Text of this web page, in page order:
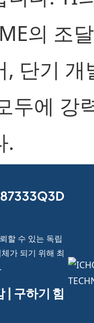
의 조
, 단기 개
두에 강
.
할 수 있는 독립
가 되기 위해 최
| 구하기 힘